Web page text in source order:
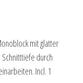
mit glatter
durch
Incl. 1